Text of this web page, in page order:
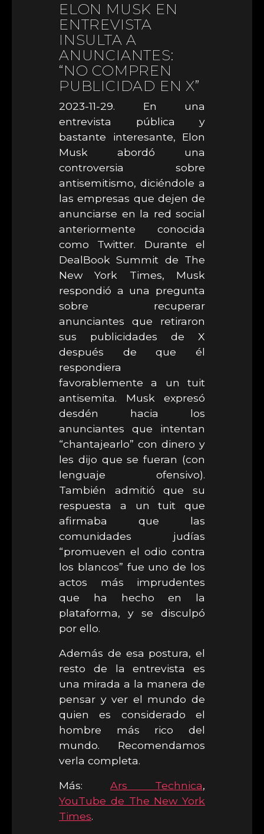
ELON MUSK EN
ENTREVISTA
INSULTA A
ANUNCIANTES:
“NO COMPREN
PUBLICIDAD EN X”
2023-11-29. En una
entrevista pública y
bastante interesante, Elon
Musk abordó una
controversia sobre
antisemitismo, diciéndole a
las empresas que dejen de
anunciarse en la red social
anteriormente conocida
como Twitter. Durante el
DealBook Summit de The
New York Times, Musk
respondió a una pregunta
sobre recuperar
anunciantes que retiraron
sus publicidades de X
después de que él
respondiera
favorablemente a un tuit
antisemita. Musk expresó
desdén hacia los
anunciantes que intentan
“chantajearlo” con dinero y
les dijo que se fueran (con
lenguaje ofensivo).
También admitió que su
respuesta a un tuit que
afirmaba que las
comunidades judías
“promueven el odio contra
los blancos” fue uno de los
actos más imprudentes
que ha hecho en la
plataforma, y se disculpó
por ello.
Además de esa postura, el
resto de la entrevista es
una mirada a la manera de
pensar y ver el mundo de
quien es considerado el
hombre más rico del
mundo. Recomendamos
verla completa.
Más: Ars Technica,
YouTube de The New York
Times.